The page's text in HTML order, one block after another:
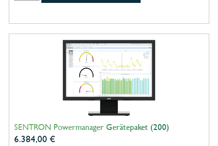
SENTRON Powermanager Gerätepaket (200)
6.384,00 €